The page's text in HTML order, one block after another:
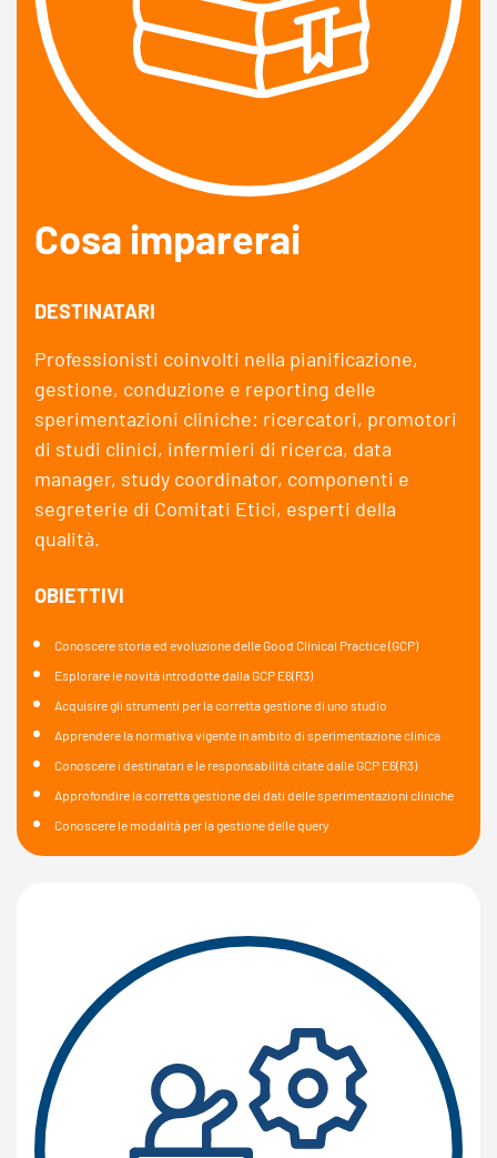
Cosa imparerai
DESTINATARI
Professionisti coinvolti nella pianificazione,
gestione, conduzione e reporting delle
sperimentazioni cliniche: ricercatori, promotori
di studi clinici, infermieri di ricerca, data
manager, study coordinator, componenti e
segreterie di Comitati Etici, esperti della
qualità.
OBIETTIVI
Conoscere storia ed evoluzione delle Good Clinical Practice (GCP)
Esplorare le novità introdotte dalla GCP E6(R3)
Acquisire gli strumenti per la corretta gestione di uno studio
Apprendere la normativa vigente in ambito di sperimentazione clinica
Conoscere i destinatari e le responsabilità citate dalle GCP E6(R3)
Approfondire la corretta gestione dei dati delle sperimentazioni cliniche
Conoscere le modalità per la gestione delle query